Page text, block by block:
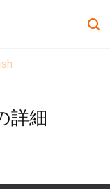
詳細